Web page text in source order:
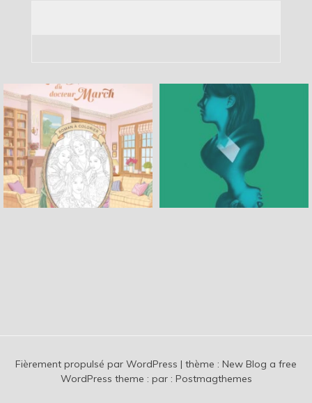
Fièrement propulsé par WordPress | thème : New Blog a free
WordPress theme : par : Postmagthemes